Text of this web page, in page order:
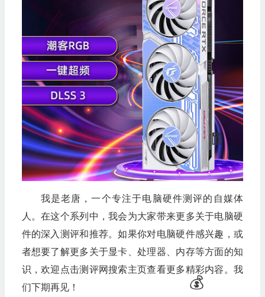
我是老唐，一个专注于电脑硬件测评的自媒体
人。在这个系列中，我会为大家带来更多关于电脑硬
件的深入测评和推荐。如果你对电脑硬件感兴趣，或
者想要了解更多关于显卡、处理器、内存等方面的知
识，欢迎点击测评网搜索主页查看更多精彩内容。我
们下期再见！
🧧
🎁
💰
💰